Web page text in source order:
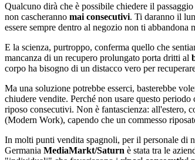
Qualcuno dirà che è possibile chiedere il
non cascheranno mai consecutivi. Ti daranno il
essere sempre dentro al negozio non ti
E la scienza, purtroppo, conferma quello che
mancanza di un recupero prolungato porta dritti al
corpo ha bisogno di un distacco vero per
Ma una soluzione potrebbe esserci, basterebbe
chiudere vendite. Perché non usare questo
riposo consecutivi. Non è fantascienza: all'estero,
(Modern Work), capendo che un commesso
In molti punti vendita spagnoli, per il personale di
Germania MediaMarkt/Saturn è stata tra le